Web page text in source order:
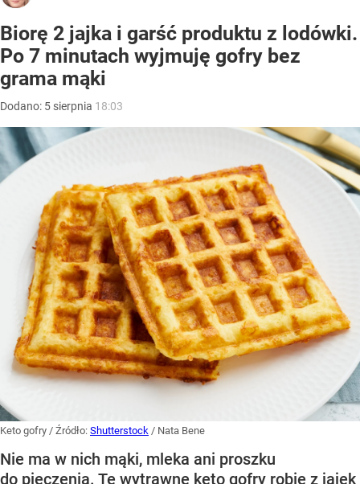
Biorę 2 jajka i garść produktu z lodówki.
Po 7 minutach wyjmuję gofry bez
grama mąki
Dodano: 5 sierpnia 18:03
Keto gofry / Źródło: Shutterstock / Nata Bene
Nie ma w nich mąki, mleka ani proszku
do pieczenia. Te wytrawne keto gofry robię z jajek